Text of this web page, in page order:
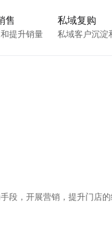
售
提升销量
私域复购
私域客户沉淀
段，开展营销，提升门店的